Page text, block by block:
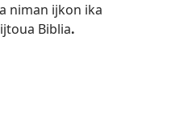
niman ijkon ika
Biblia.